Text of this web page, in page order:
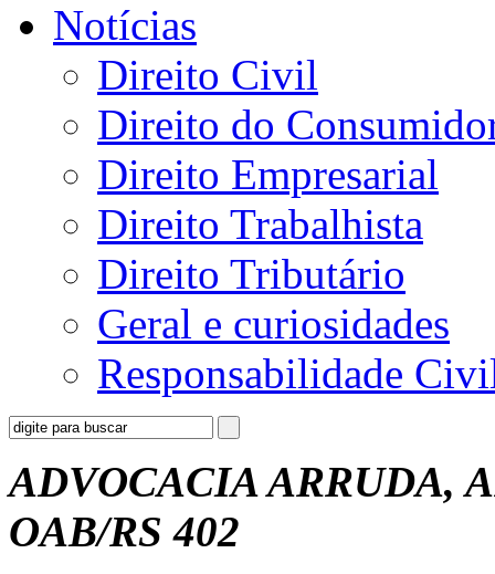
Notícias
Direito Civil
Direito do
Direito Empresarial
Direito Trabalhista
Direito Tributário
Geral e curiosidades
Responsabilidade
ADVOCACIA ARRUDA,
OAB/RS 402